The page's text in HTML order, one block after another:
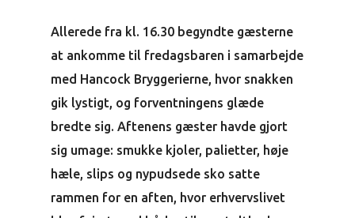
Allerede fra kl. 16.30 begyndte gæsterne
at ankomme til fredagsbaren i samarbejde
med Hancock Bryggerierne, hvor snakken
gik lystigt, og forventningens glæde
bredte sig. Aftenens gæster havde gjort
sig umage: smukke kjoler, palietter, høje
hæle, slips og nypudsede sko satte
rammen for en aften, hvor erhvervslivet